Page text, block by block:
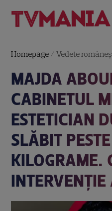
Homepage /Vedete
MAJDA
CABINETUL
ESTETICIAN
SLĂBIT
KILOGRAME.
INTERVENȚIE